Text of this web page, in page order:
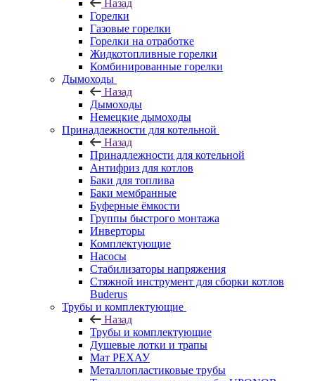
Назад
Горелки
Газовые горелки
Горелки на отработке
Жидкотопливные горелки
Комбинированные горелки
Дымоходы
Назад
Дымоходы
Немецкие дымоходы
Принадлежности для котельной
Назад
Принадлежности для котельной
Антифриз для котлов
Баки для топлива
Баки мембранные
Буферные ёмкости
Группы быстрого монтажа
Инверторы
Комплектующие
Насосы
Стабилизаторы напряжения
Стяжной инструмент для сборки котлов
Buderus
Трубы и комплектующие
Назад
Трубы и комплектующие
Душевые лотки и трапы
Мат РЕХАУ
Металлопластиковые трубы